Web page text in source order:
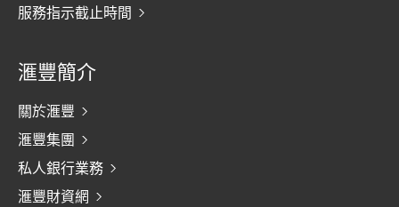
服務指示截止時間
滙豐簡介
關於滙豐
滙豐集團
私人銀行業務
滙豐財資網